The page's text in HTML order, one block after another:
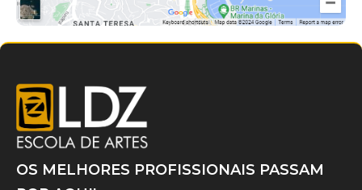
OS MELHORES PROFISSIONAIS PASSAM